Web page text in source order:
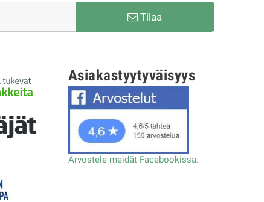
Tilaa
Asiakastyytyväisyys
Arvostele meidät Facebookissa.